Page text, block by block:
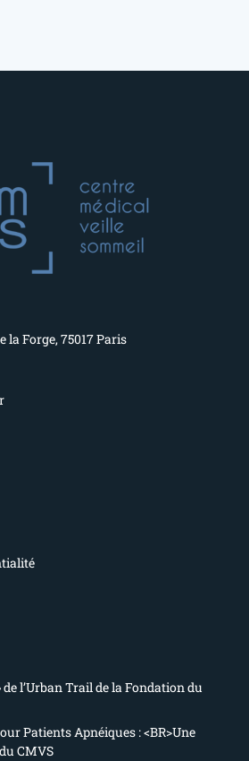
la Forge, 75017 Paris
l’Urban Trail de la Fondation du
Patients Apnéiques : <BR>Une
CMVS